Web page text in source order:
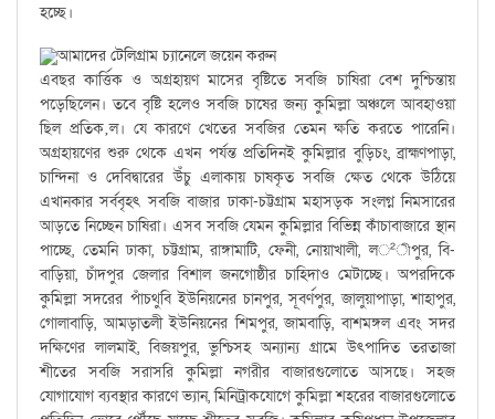
হচ্ছে।
আমাদের টেলিগ্রাম চ্যানেলে জয়েন করুন
এবছর কার্ত্তিক ও অগ্রহায়ণ মাসের বৃষ্টিতে সবজি চাষিরা বেশ দুশ্চিন্তায়
পড়েছিলেন। তবে বৃষ্টি হলেও সবজি চাষের জন্য কুমিল্লা অঞ্চলে আবহাওয়া
ছিল প্রতিক‚ল। যে কারণে খেতের সবজির তেমন ক্ষতি করতে পারেনি।
অগ্রহায়ণের শুরু থেকে এখন পর্যন্ত প্রতিদিনই কুমিল্লার বুড়িচং, ব্রাহ্মণপাড়া,
চান্দিনা ও দেবিদ্বারের উঁচু এলাকায় চাষকৃত সবজি ক্ষেত থেকে উঠিয়ে
এখানকার সর্ববৃহৎ সবজি বাজার ঢাকা-চট্টগ্রাম মহাসড়ক সংলগ্ন নিমসারের
আড়তে নিচ্ছেন চাষিরা। এসব সবজি যেমন কুমিল্লার বিভিন্ন কাঁচাবাজারে স্থান
পাচ্ছে, তেমনি ঢাকা, চট্টগ্রাম, রাঙ্গামাটি, ফেনী, নোয়াখালী, ল²ীপুর, বি-
বাড়িয়া, চাঁদপুর জেলার বিশাল জনগোষ্ঠীর চাহিদাও মেটাচ্ছে। অপরদিকে
কুমিল্লা সদরের পাঁচথুবি ইউনিয়নের চানপুর, সূবর্ণপুর, জালুয়াপাড়া, শাহাপুর,
গোলাবাড়ি, আমড়াতলী ইউনিয়নের শিমপুর, জামবাড়ি, বাশমঙ্গল এবং সদর
দক্ষিণের লালমাই, বিজয়পুর, ভুশ্চিসহ অন্যান্য গ্রামে উৎপাদিত তরতাজা
শীতের সবজি সরাসরি কুমিল্লা নগরীর বাজারগুলোতে আসছে। সহজ
যোগাযোগ ব্যবস্থার কারণে ভ্যান, মিনিট্রাকযোগে কুমিল্লা শহরের বাজারগুলোতে